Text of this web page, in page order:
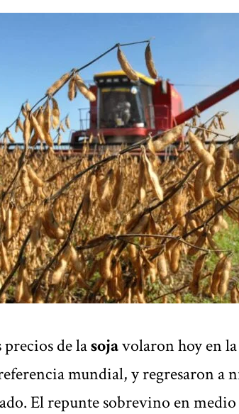
precios de lasojavolaron hoy en la
mundial, y regresaron a
El repunte sobrevino en